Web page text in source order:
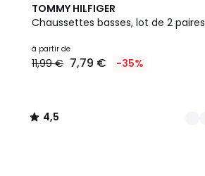
TOMMY HILFIGER
Chaussettes basses, lot de 2 paires
Prix
à
€
à partir de
11,99 € 7,79 € -35%
4,5
/ 5
3
Couleurs
4,5
/